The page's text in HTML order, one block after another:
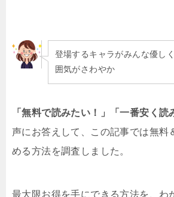
登場するキャラがみんな優し
囲気がさわやか
「無料で読みたい！」「一番安く読
声にお答えして、この記事では無料
める方法を調査しました。
最大限お得を手にできる方法を、わ